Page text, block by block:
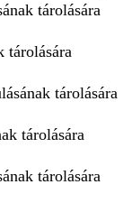
tárolására
tárolására
tárolására
tárolására
tárolására